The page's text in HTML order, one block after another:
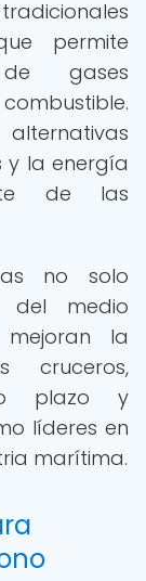
permite
gases
alternativas
y la energía
de las
no solo
del medio
la
cruceros,
plazo y
líderes en
marítima.